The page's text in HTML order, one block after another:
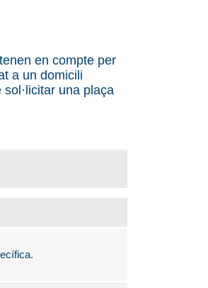
en compte per
a un domicili
una plaça